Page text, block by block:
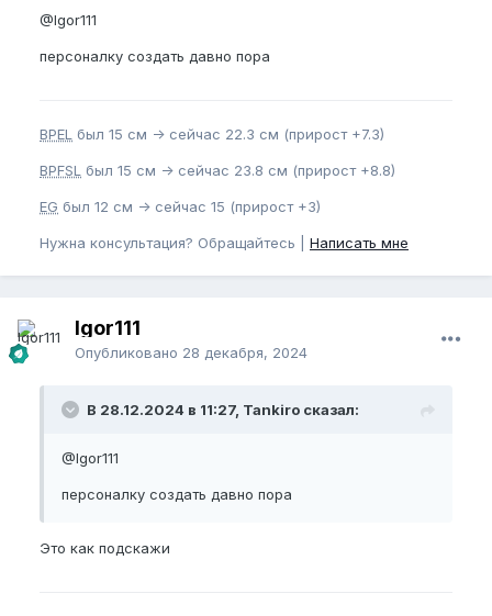
@Igor111
персоналку создать давно пора
BPEL был 15 см -> сейчас 22.3 см (прирост +7.3)
BPFSL был 15 см -> сейчас 23.8 см (прирост +8.8)
EG был 12 см -> сейчас 15 (прирост +3)
Нужна консультация? Обращайтесь | Написать мне
Igor111
Опубликовано 28 декабря, 2024
В 28.12.2024 в 11:27, Tankiro сказал:
@Igor111
персоналку создать давно пора
Это как подскажи